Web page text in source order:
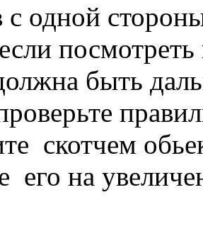
с одной
быть
скотчем
его на